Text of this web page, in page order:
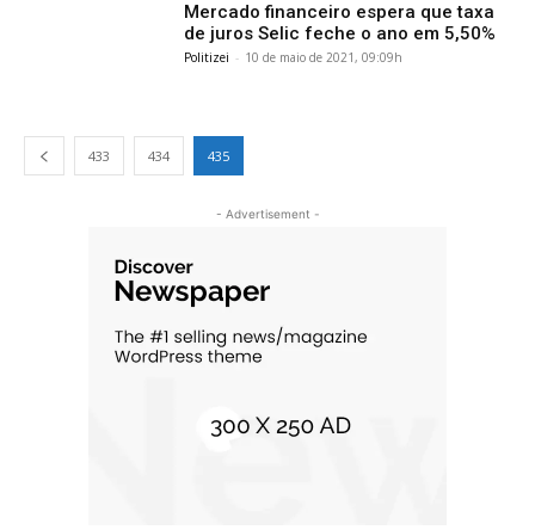
Mercado financeiro espera que taxa
de juros Selic feche o ano em 5,50%
Politizei - 10 de maio de 2021, 09:09h
433 434 435
- Advertisement -